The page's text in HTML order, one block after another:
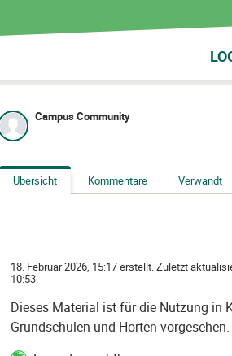
Campus Community
Übersicht Kommentare Verwandt
18. Februar 2026, 15:17 erstellt. Zuletzt
10:53.
Dieses Material ist für die Nutzung in
Grundschulen und Horten vorgesehen.